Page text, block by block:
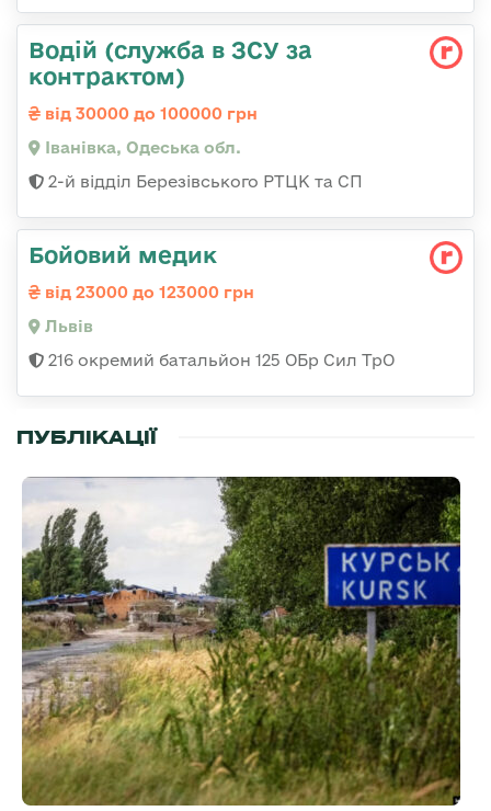
Водій (служба в ЗСУ за
контрактом)
від 30000 до 100000 грн
Іванівка, Одеська обл.
2-й відділ Березівського РТЦК та СП
Бойовий медик
від 23000 до 123000 грн
Львів
216 окремий батальйон 125 ОБр Сил ТрО
ПУБЛІКАЦІЇ